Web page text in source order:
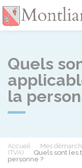
Quels
la
Accueil Mes
(TVA)
Quels sont les
personne ?